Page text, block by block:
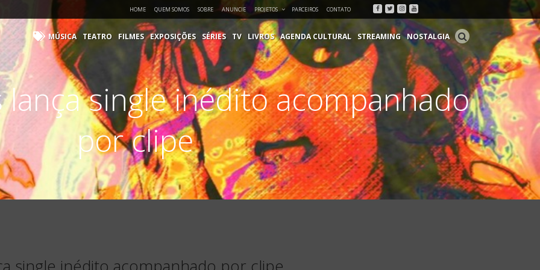
HOME QUEM SOMOS SOBRE ANUNCIE PROJETOS PARCEIROS CONTATO Facebook
Twitter
Instagram
Youtube
MÚSICA TEATRO FILMES EXPOSIÇÕES SÉRIES TV LIVROS AGENDA CULTURAL STREAMING NOSTALGIA
lança single inédito acompanhado
por clipe
single inédito acompanhado por clipe